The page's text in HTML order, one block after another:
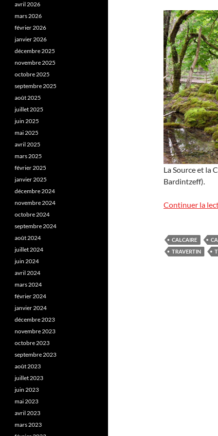
La Source et la
Bardintzeff).
Continuer la
CALCAIRE
TRAVERTIN
avril 2026
mars 2026
février 2026
janvier 2026
décembre 2025
novembre 2025
octobre 2025
septembre 2025
août 2025
juillet 2025
juin 2025
mai 2025
avril 2025
mars 2025
février 2025
janvier 2025
décembre 2024
novembre 2024
octobre 2024
septembre 2024
août 2024
juillet 2024
juin 2024
avril 2024
mars 2024
février 2024
janvier 2024
décembre 2023
novembre 2023
octobre 2023
septembre 2023
août 2023
juillet 2023
juin 2023
mai 2023
avril 2023
mars 2023